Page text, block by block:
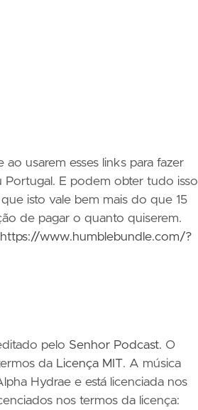
usarem esses links para fazer
E podem obter tudo isso
isto vale bem mais do que 15
de pagar o quanto quiserem.
https://www.humblebundle.com/?
pelo Senhor Podcast. O
da Licença MIT. A música
Hydrae e está licenciada nos
nos termos da licença: